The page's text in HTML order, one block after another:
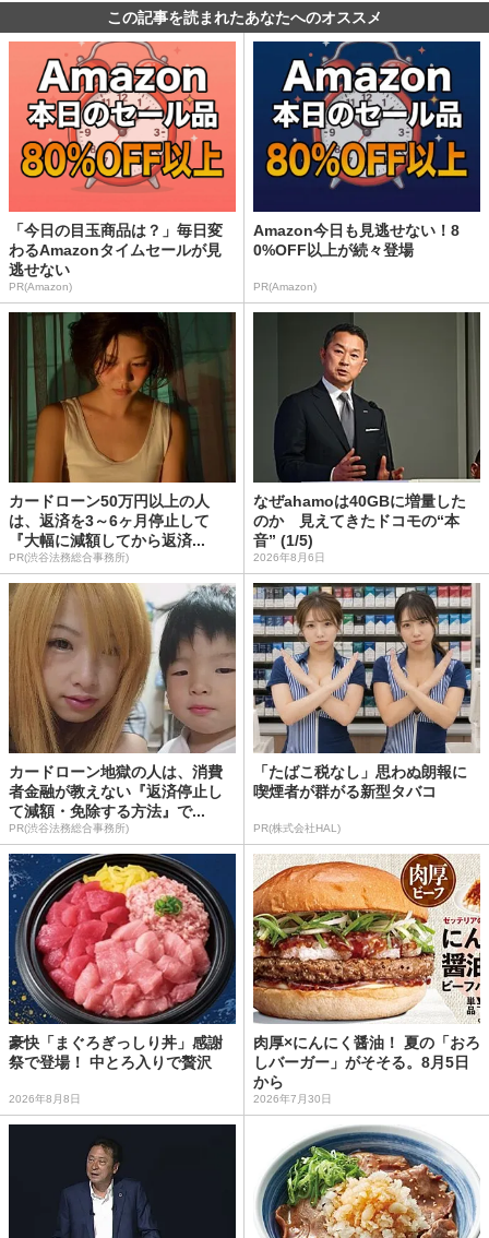
この記事を読まれたあなたへのオススメ
「今日の目玉商品は？」毎日変
わるAmazonタイムセールが見
逃せない
PR(Amazon)
Amazon今日も見逃せない！8
0%OFF以上が続々登場
PR(Amazon)
カードローン50万円以上の人
は、返済を3～6ヶ月停止して
『大幅に減額してから返済...
PR(渋谷法務総合事務所)
なぜahamoは40GBに増量した
のか 見えてきたドコモの“本
音” (1/5)
2026年8月6日
カードローン地獄の人は、消費
者金融が教えない『返済停止し
て減額・免除する方法』で...
PR(渋谷法務総合事務所)
「たばこ税なし」思わぬ朗報に
喫煙者が群がる新型タバコ
PR(株式会社HAL)
豪快「まぐろぎっしり丼」感謝
祭で登場！ 中とろ入りで贅沢
2026年8月8日
肉厚×にんにく醤油！ 夏の「おろ
しバーガー」がそそる。8月5日
から
2026年7月30日